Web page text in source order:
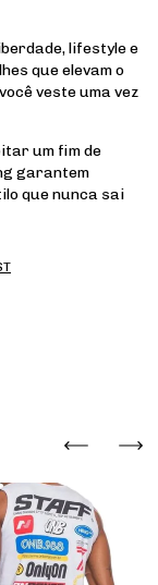
lifestyle e
que elevam o
veste uma vez
um fim de
garantem
que nunca sai